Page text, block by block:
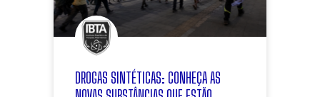
DROGAS SINTÉTICAS: CONHEÇA AS